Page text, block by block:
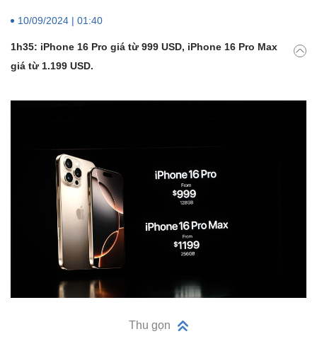
10/09/2024 | 01:40
1h35: iPhone 16 Pro giá từ 999 USD, iPhone 16 Pro Max
giá từ 1.199 USD.
Thu gọn